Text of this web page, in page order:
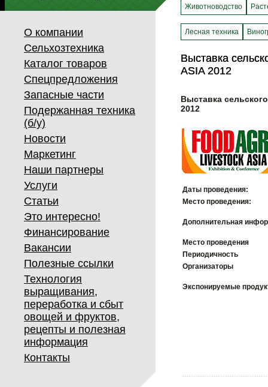
О компании
Сельхозтехника
Каталог товаров
Спецпредложения
Запасные части
Подержанная техника
(б/у)
Новости
Маркетинг
Наши партнеры
Услуги
Статьи
Это интересно!
Финансирование
Вакансии
Полезные ссылки
Технология
выращивания,
переработка и сбыт
овощей и фруктов,
рецепты и полезная
информация
Контакты
Животноводство
Лесная техника
Выставка
ASIA 2012
Выставка
ASIA 2012
Выставка
2012
Даты проведения:
Место проведения:
Дополнительная
Место проведения
Периодичность
Организаторы
Экспонируемые